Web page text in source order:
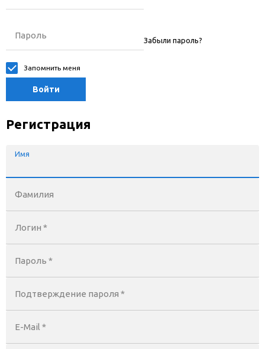
Пароль Забыли пароль?
Запомнить меня
Войти
Регистрация
Имя
Фамилия
Логин *
Пароль *
Подтверждение пароля *
E-Mail *